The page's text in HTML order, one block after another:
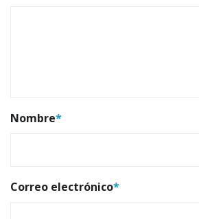
Nombre*
Correo electrónico*